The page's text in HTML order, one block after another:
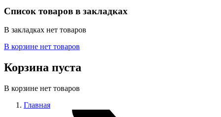
Список товаров в закладках
В закладках нет товаров
В корзине нет товаров
Корзина пуста
В корзине нет товаров
Главная